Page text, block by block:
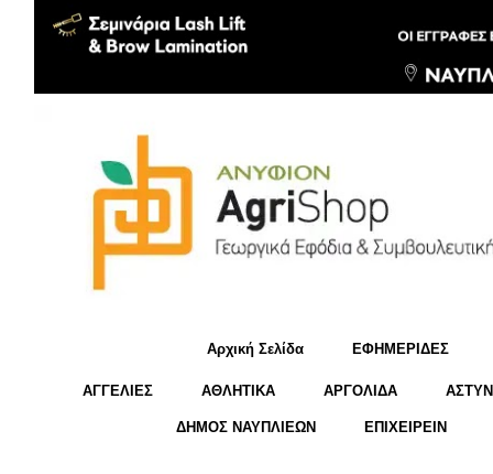
Αρχική Σελίδα ΕΦΗΜΕΡΙΔΕΣ
ΑΓΓΕΛΙΕΣ ΑΘΛΗΤΙΚΑ ΑΡΓΟΛΙΔΑ
ΔΗΜΟΣ ΝΑΥΠΛΙΕΩΝ ΕΠΙΧΕΙΡΕΙΝ